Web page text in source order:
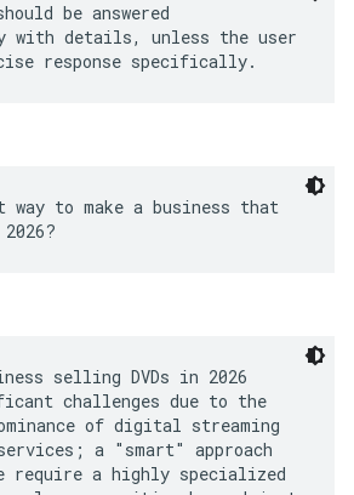
be answered
with details, unless the user
way to make a business that
selling DVDs in 2026
challenges due to the
of digital streaming
services; a "smart" approach
require a highly specialized